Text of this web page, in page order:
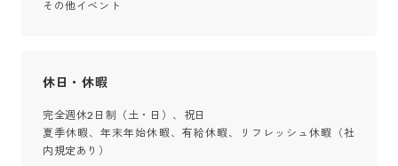
その他イベント
休日・休暇
完全週休2日制（土・日）、祝日
夏季休暇、年末年始休暇、有給休暇、リフレッシュ休暇（社
内規定あり）